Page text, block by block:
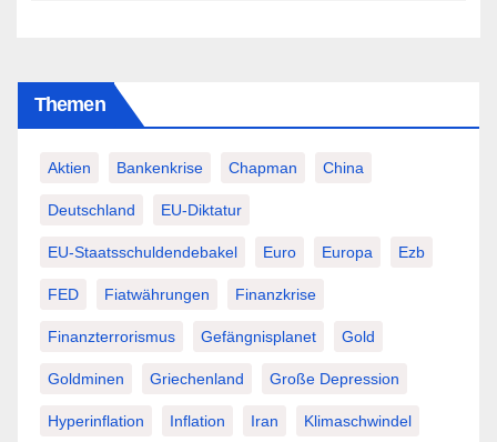
Themen
Aktien Bankenkrise Chapman China
Deutschland EU-Diktatur
EU-Staatsschuldendebakel Euro Europa Ezb
FED Fiatwährungen Finanzkrise
Finanzterrorismus Gefängnisplanet Gold
Goldminen Griechenland Große Depression
Hyperinflation Inflation Iran Klimaschwindel